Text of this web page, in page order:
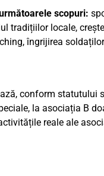
scopuri:
tradițiilor locale,
îngrijirea
conform statutului
la asociația B
reale ale